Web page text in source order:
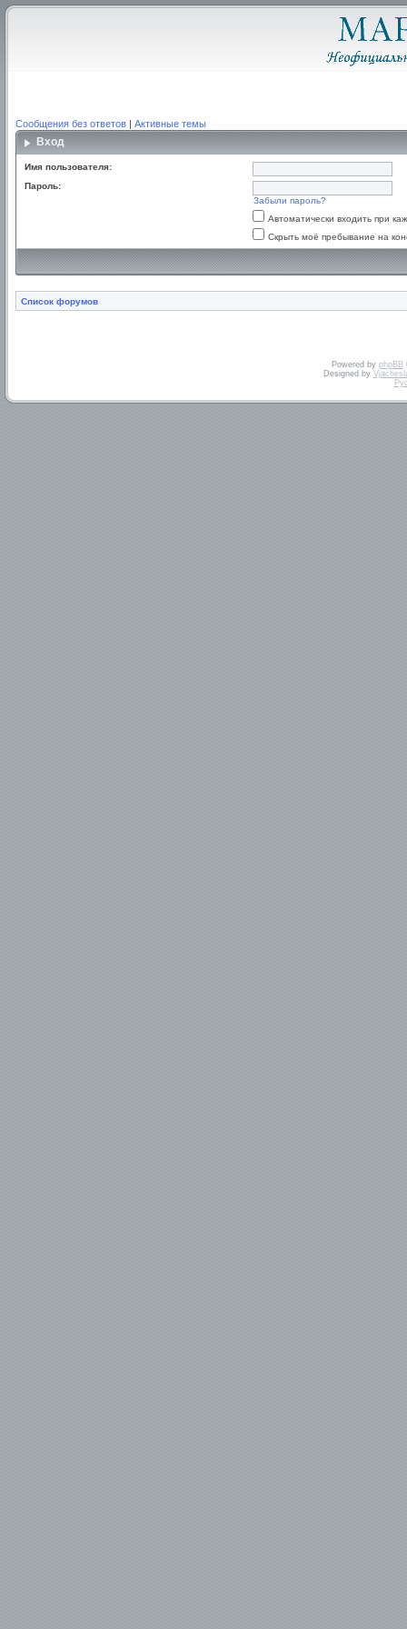
Сообщения без ответов | Активные темы
Вход
Имя пользователя:
Пароль:
Забыли пароль?
Автоматически входить при
Скрыть моё пребывание на
Список форумов
Powered by phpBB
Designed by